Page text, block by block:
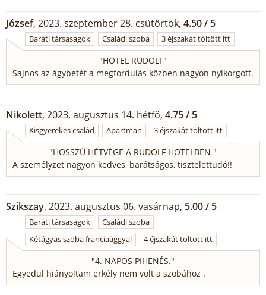
József, 2023. szeptember 28. csütörtök, 4.50 / 5
Baráti társaságok Családi szoba 3 éjszakát töltött itt
"HOTEL RUDOLF"
Sajnos az ágybetét a megfordulás közben nagyon nyikorgott.
Nikolett, 2023. augusztus 14. hétfő, 4.75 / 5
Kisgyerekes család Apartman 3 éjszakát töltött itt
"HOSSZÚ HÉTVÉGE A RUDOLF HOTELBEN "
A személyzet nagyon kedves, barátságos, tisztelettudó!!
Szikszay, 2023. augusztus 06. vasárnap, 5.00 / 5
Baráti társaságok
Családi szoba
Kétágyas szoba franciaággyal
4 éjszakát töltött itt
"4. NAPOS PIHENÉS."
Egyedül hiányoltam erkély nem volt a szobához .